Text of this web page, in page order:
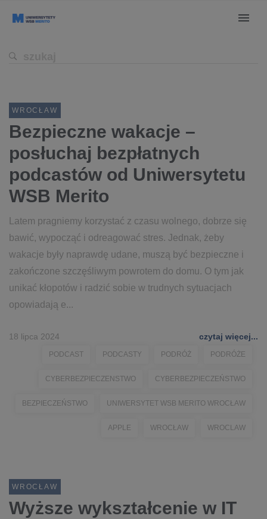
WROCŁAW
Bezpieczne wakacje –
posłuchaj bezpłatnych
podcastów od Uniwersytetu
WSB Merito
Latem pragniemy korzystać z czasu wolnego, dobrze się
bawić, wypocząć i odreagować stres. Jednak, żeby
wakacje były naprawdę udane, muszą być bezpieczne i
zakończone szczęśliwym powrotem do domu. O tym jak
unikać kłopotów i radzić sobie w trudnych sytuacjach
opowiadają e...
18 lipca 2024 czytaj więcej...
PODCAST PODCASTY PODRÓŻ PODRÓŻE
CYBERBEZPIECZENSTWO CYBERBEZPIECZEŃSTWO
BEZPIECZEŃSTWO UNIWERSYTET WSB MERITO WROCŁAW
APPLE WROCŁAW WROCLAW
WROCŁAW
Wyższe wykształcenie w IT